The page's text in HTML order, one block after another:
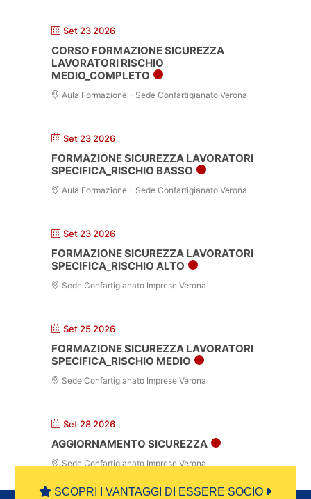
Set 23 2026
CORSO FORMAZIONE SICUREZZA
LAVORATORI RISCHIO
MEDIO_COMPLETO
Aula Formazione - Sede Confartigianato Verona
Set 23 2026
FORMAZIONE SICUREZZA LAVORATORI
SPECIFICA_RISCHIO BASSO
Aula Formazione - Sede Confartigianato Verona
Set 23 2026
FORMAZIONE SICUREZZA LAVORATORI
SPECIFICA_RISCHIO ALTO
Sede Confartigianato Imprese Verona
Set 25 2026
FORMAZIONE SICUREZZA LAVORATORI
SPECIFICA_RISCHIO MEDIO
Sede Confartigianato Imprese Verona
Set 28 2026
AGGIORNAMENTO SICUREZZA
Sede Confartigianato Imprese Verona
SCOPRI I VANTAGGI DI ESSERE SOCIO